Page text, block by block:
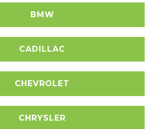
BMW
CADILLAC
CHEVROLET
CHRYSLER